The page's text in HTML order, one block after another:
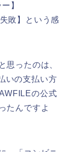
】
敗】という感
思ったのは、
いの支払い方
の公式
たんですよ